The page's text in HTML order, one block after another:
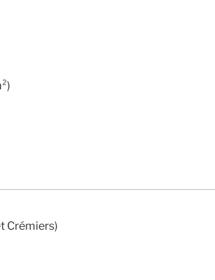
Crémiers)